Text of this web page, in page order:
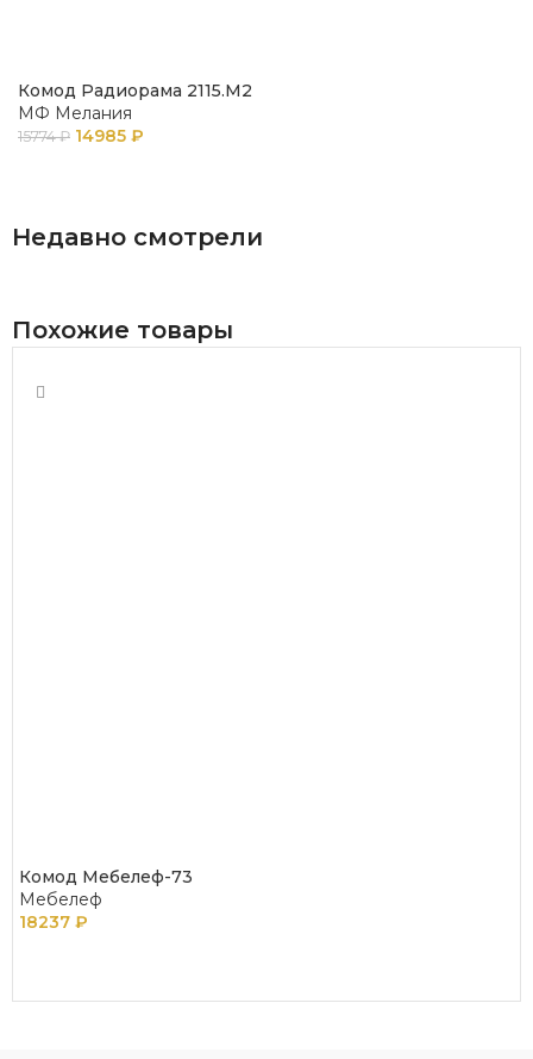
Комод Радиорама 2115.М2
МФ Мелания
15774₽ 14985 ₽
Недавно смотрели
Похожие товары
Комод Мебелеф-73
Мебелеф
18237 ₽